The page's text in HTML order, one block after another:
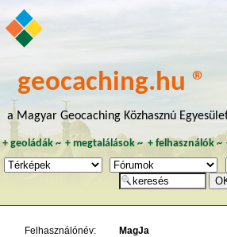
geocaching.hu ®
a Magyar Geocaching Közhasznú
+geoládák~ +megtalálások~ +felhasználók~
Felhasználónév:
MagJa